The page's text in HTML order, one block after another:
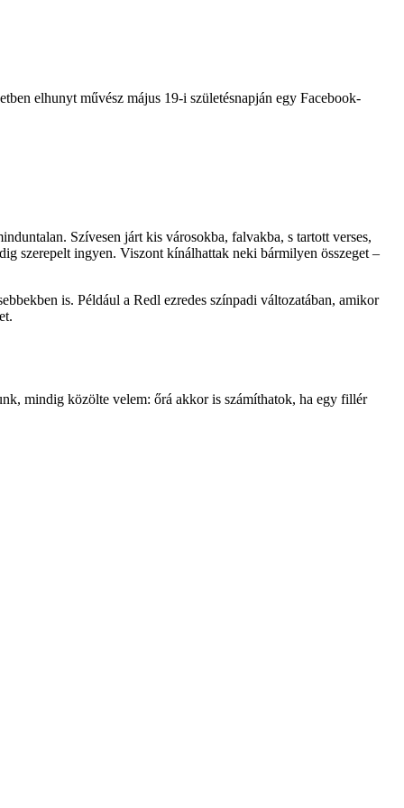
elhunyt művész május 19-i születésnapján egy Facebook-
Szívesen járt kis városokba, falvakba, s tartott verses,
szerepelt ingyen. Viszont kínálhattak neki bármilyen összeget –
is. Például a Redl ezredes színpadi változatában, amikor
mindig közölte velem: őrá akkor is számíthatok, ha egy fillér